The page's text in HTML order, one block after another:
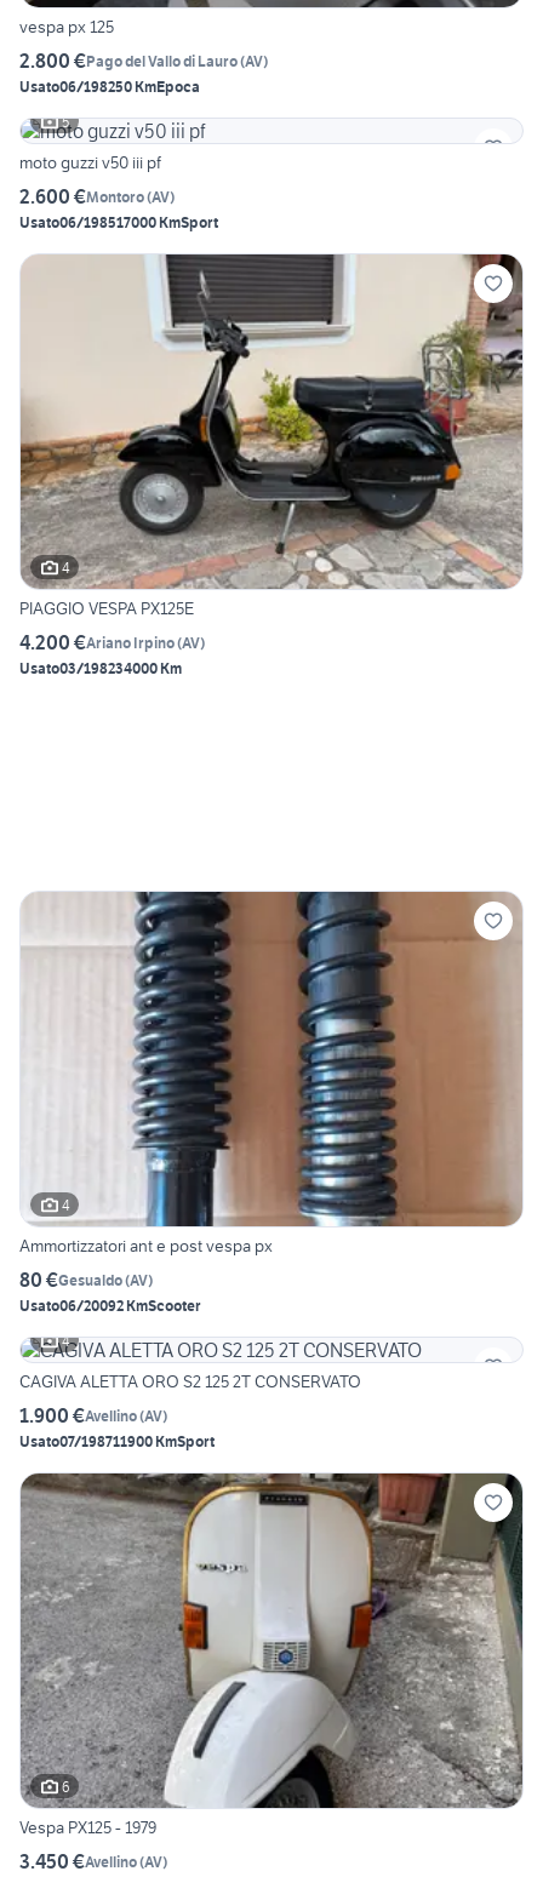
vespa px 125
2.800 €Pago del Vallo di Lauro(AV)
Usato06/198250 KmEpoca
5
moto guzzi v50 iii pf
2.600 €Montoro(AV)
Usato06/198517000 KmSport
4
PIAGGIO VESPA PX125E
4.200 €Ariano Irpino(AV)
Usato03/198234000 Km
4
Ammortizzatori ant e post vespa px
80 €Gesualdo(AV)
Usato06/20092 KmScooter
4
CAGIVA ALETTA ORO S2 125 2T CONSERVATO
1.900 €Avellino(AV)
Usato07/198711900 KmSport
6
Vespa PX125 - 1979
3.450 €Avellino(AV)